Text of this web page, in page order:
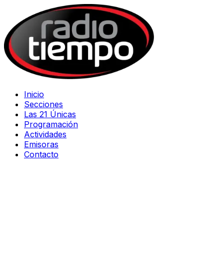
Inicio
Secciones
Las 21 Únicas
Programación
Actividades
Emisoras
Contacto